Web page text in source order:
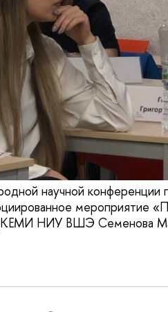
научной конференции
мероприятие
НИУ ВШЭ Семенова